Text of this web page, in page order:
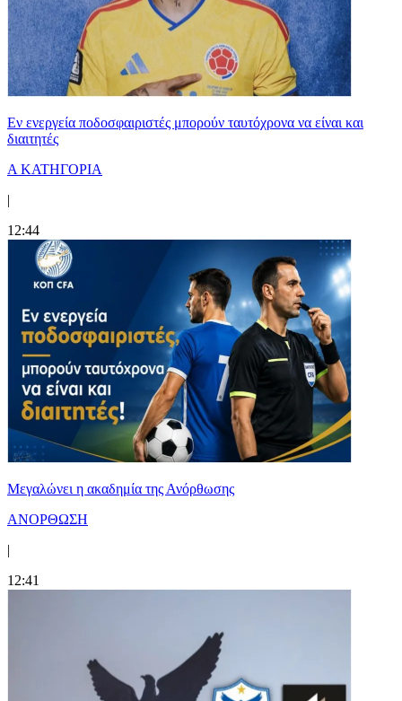
Εν ενεργεία ποδοσφαιριστές μπορούν ταυτόχρονα να είναι και
διαιτητές
Α ΚΑΤΗΓΟΡΙΑ
|
12:44
Μεγαλώνει η ακαδημία της Ανόρθωσης
ΑΝΟΡΘΩΣΗ
|
12:41